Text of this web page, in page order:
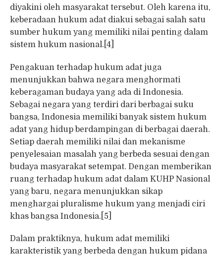
diyakini oleh masyarakat tersebut. Oleh karena itu,
keberadaan hukum adat diakui sebagai salah satu
sumber hukum yang memiliki nilai penting dalam
sistem hukum nasional.[4]
Pengakuan terhadap hukum adat juga
menunjukkan bahwa negara menghormati
keberagaman budaya yang ada di Indonesia.
Sebagai negara yang terdiri dari berbagai suku
bangsa, Indonesia memiliki banyak sistem hukum
adat yang hidup berdampingan di berbagai daerah.
Setiap daerah memiliki nilai dan mekanisme
penyelesaian masalah yang berbeda sesuai dengan
budaya masyarakat setempat. Dengan memberikan
ruang terhadap hukum adat dalam KUHP Nasional
yang baru, negara menunjukkan sikap
menghargai pluralisme hukum yang menjadi ciri
khas bangsa Indonesia.[5]
Dalam praktiknya, hukum adat memiliki
karakteristik yang berbeda dengan hukum pidana